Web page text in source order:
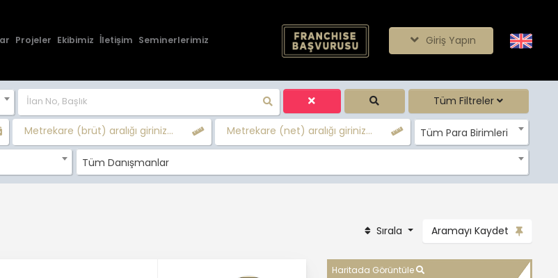
Projeler Ekibimiz İletişim Seminerlerimiz Giriş Yapın
Tüm Filtreler
Metrekare (brüt) aralığı giriniz... Metrekare (net) aralığı giriniz... Tüm Para Birimleri
Tüm Danışmanlar
Sırala Aramayı Kaydet
Haritada Görüntüle